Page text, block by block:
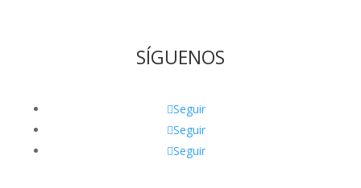
SÍGUENOS
Seguir
Seguir
Seguir